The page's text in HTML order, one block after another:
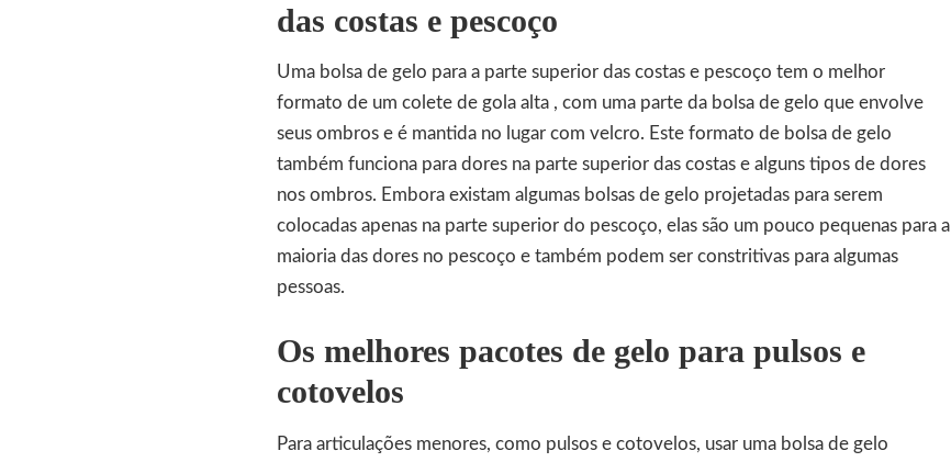
das costas e pescoço
Uma bolsa de gelo para a parte superior das costas e pescoço tem o melhor
formato de um colete de gola alta , com uma parte da bolsa de gelo que envolve
seus ombros e é mantida no lugar com velcro. Este formato de bolsa de gelo
também funciona para dores na parte superior das costas e alguns tipos de dores
nos ombros. Embora existam algumas bolsas de gelo projetadas para serem
colocadas apenas na parte superior do pescoço, elas são um pouco pequenas para a
maioria das dores no pescoço e também podem ser constritivas para algumas
pessoas.
Os melhores pacotes de gelo para pulsos e
cotovelos
Para articulações menores, como pulsos e cotovelos, usar uma bolsa de gelo